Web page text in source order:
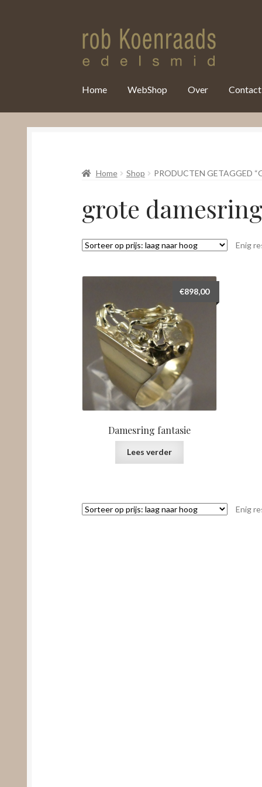
Home WebShop Over Contact
Home Shop PRODUCTEN GETAGGED
grote
Enig
Damesring fantasie
€898,00
Lees verder
Enig